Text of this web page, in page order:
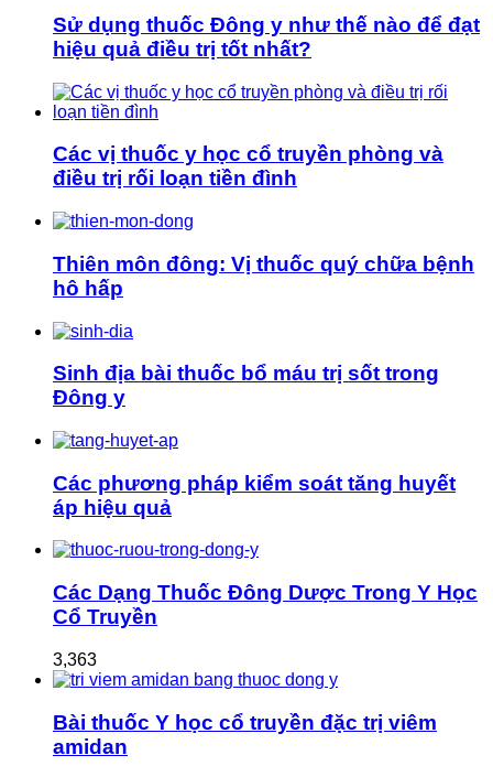
Sử dụng thuốc Đông y như thế nào để đạt
hiệu quả điều trị tốt nhất?
Các vị thuốc y học cổ truyền phòng và
điều trị rối loạn tiền đình
Thiên môn đông: Vị thuốc quý chữa bệnh
hô hấp
Sinh địa bài thuốc bổ máu trị sốt trong
Đông y
Các phương pháp kiểm soát tăng huyết
áp hiệu quả
Các Dạng Thuốc Đông Dược Trong Y Học
Cổ Truyền
3,363
Bài thuốc Y học cổ truyền đặc trị viêm
amidan